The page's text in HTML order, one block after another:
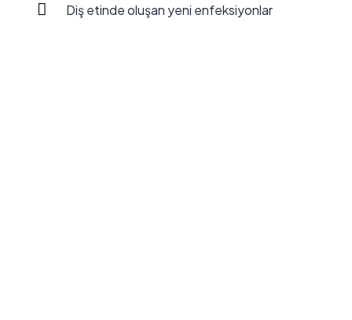
Diş etinde oluşan yeni enfeksiyonlar